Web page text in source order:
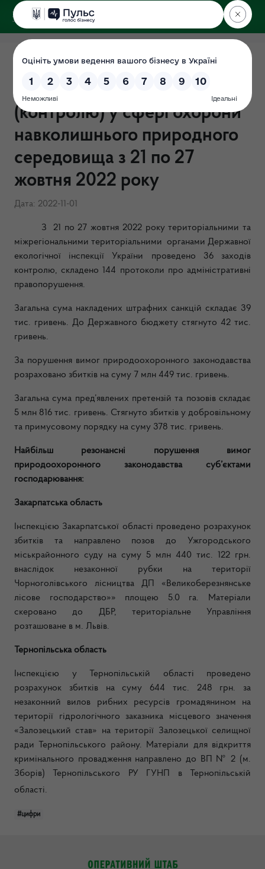
ДЕРЖЕКОІНСПЕКЦІЯ
Результати здійснення
державного нагляду
(контролю) у сфері охорони
навколишнього природного
середовища з 21 по 27
жовтня 2022 року
Дата: 2022-11-01
З 21 по 27 жовтня 2022 року територіальними та
міжрегіональними територіальними органами Державної
екологічної інспекції України проведено 36 заходів
контролю, складено 144 протоколи про адміністративні
правопорушення.
Загальна сума накладених штрафних санкцій складає 39
тис. гривень. До Державного бюджету стягнуто 42 тис.
гривень.
За порушення вимог природоохоронного законодавства
розраховано збитків на суму 7 млн 449 тис. гривень.
Загальна сума пред’явлених претензій та позовів складає
5 млн 816 тис. гривень. Стягнуто збитків у добровільному
та примусовому порядку на суму 378 тис. гривень.
Найбільш резонансні порушення вимог
природоохоронного законодавства суб’єктами
господарювання:
Закарпатська область
Інспекцією Закарпатської області проведено розрахунок
збитків та направлено позов до Ужгородського
міськрайонного суду на суму 5 млн 440 тис. 122 грн.
внаслідок незаконної рубки на території
Чорноголівського лісництва ДП «Великоберезнянське
лісове господарство»» площею 5.0 га. Матеріали
скеровано до ДБР, територіальне Управління
розташоване в м. Львів.
Тернопільська область
Інспекцією у Тернопільській області проведено
розрахунок збитків на суму 644 тис. 248 грн. за
незаконний вилов рибних ресурсів громадянином на
території гідрологічного заказника місцевого значення
«Залозецький став» на території Залозецької селищної
ради Тернопільського району. Матеріали для відкриття
кримінального провадження направлено до ВП № 2 (м.
Зборів) Тернопільського РУ ГУНП в Тернопільській
області.
#цифри